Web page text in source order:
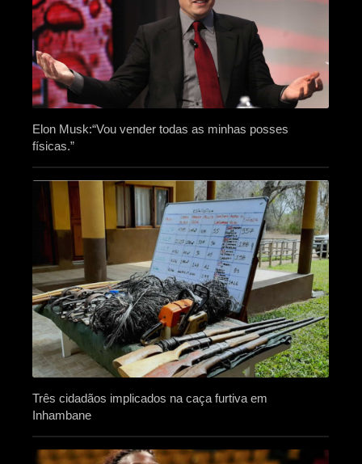
Elon Musk:“Vou vender todas as minhas posses
físicas.”
Três cidadãos implicados na caça furtiva em
Inhambane